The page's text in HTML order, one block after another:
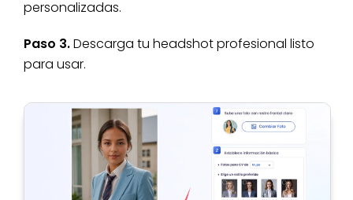
personalizadas.
Paso 3.Descarga tu headshot profesional listo
para usar.